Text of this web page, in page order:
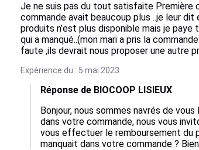
Je ne suis pas du tout satisfaite Première
commande avait beaucoup plus ..je leur
produits n’est plus disponible mais je
qui a manqué..(mon mari a pris la
faute ,ils devrait nous proposer une autre
Expérience du : 5 mai 2023
Réponse de BIOCOOP LISIEUX
Bonjour, nous sommes navrés de
dans votre commande, nous vous
vous effectuer le remboursement du
manquait dans votre commande ?